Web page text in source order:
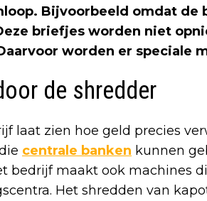
Bijvoorbeeld omdat de
briefjes worden niet
worden er speciale
de shredder
laat zien hoe geld precies
centrale banken kunnen
bedrijf maakt ook machines
Het shredden van